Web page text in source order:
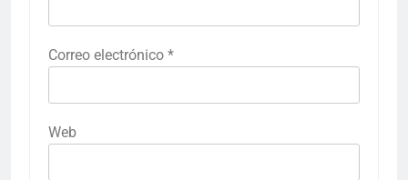
Correo electrónico *
Web